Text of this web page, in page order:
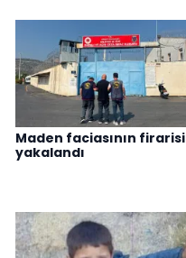
Maden faciasının firarisi
yakalandı